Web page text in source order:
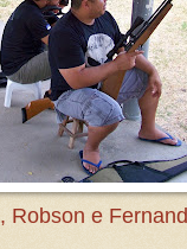
Robson e